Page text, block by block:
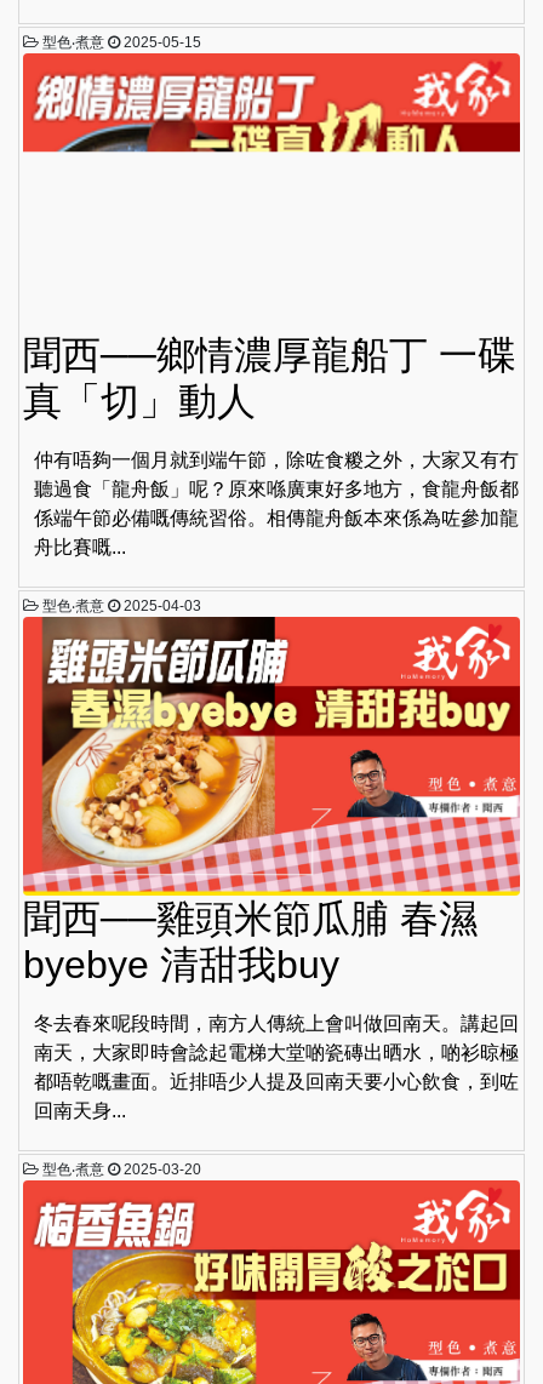
型色‧煮意 2025-05-15
聞西──鄉情濃厚龍船丁 一碟
真「切」動人
仲有唔夠一個月就到端午節，除咗食糉之外，大家又有冇
聽過食「龍舟飯」呢？原來喺廣東好多地方，食龍舟飯都
係端午節必備嘅傳統習俗。相傳龍舟飯本來係為咗參加龍
舟比賽嘅...
型色‧煮意 2025-04-03
聞西──雞頭米節瓜脯 春濕
byebye 清甜我buy
冬去春來呢段時間，南方人傳統上會叫做回南天。講起回
南天，大家即時會諗起電梯大堂啲瓷磚出晒水，啲衫晾極
都唔乾嘅畫面。近排唔少人提及回南天要小心飲食，到咗
回南天身...
型色‧煮意 2025-03-20